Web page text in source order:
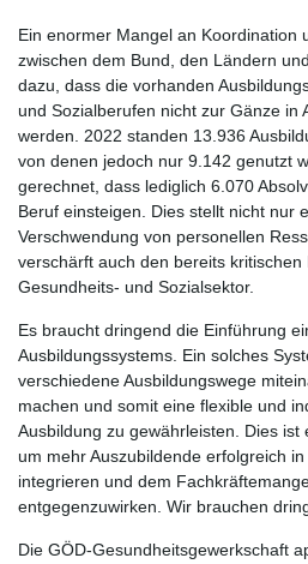
Ein enormer Mangel an Koordination
zwischen dem Bund, den Ländern
dazu, dass die vorhanden
und Sozialberufen nicht zur Gänze in
werden. 2022 standen 13.936
von denen jedoch nur 9.142 genutzt
gerechnet, dass lediglich 6.070
Beruf einsteigen. Dies stellt nicht nur
Verschwendung von personellen
verschärft auch den bereits
Gesundheits- und Sozialsektor.
Es braucht dringend die Einführung
Ausbildungssystems. Ein solches
verschiedene Ausbildungswege
machen und somit eine flexible und
Ausbildung zu gewährleisten. Dies ist
um mehr Auszubildende erfolgreich
integrieren und dem
entgegenzuwirken. Wir brauchen
Die GÖD-Gesundheitsgewerkschaft